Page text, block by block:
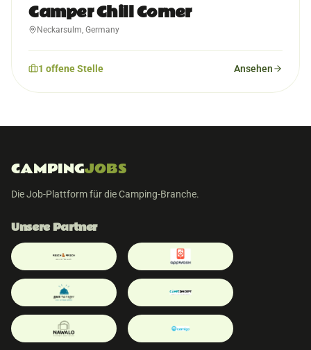
Camper Chill Corner
Neckarsulm, Germany
1 offeneStelle Ansehen
CAMPINGJOBS
Die Job-Plattform für die Camping-Branche.
Unsere Partner